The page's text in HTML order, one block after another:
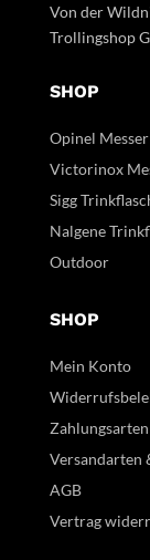
Von der
Trollingshop
SHOP
Opinel Messer
Victorinox
Sigg
Nalgene
Outdoor
SHOP
Mein Konto
Zahlungsarten
Versandarten
AGB
Vertrag